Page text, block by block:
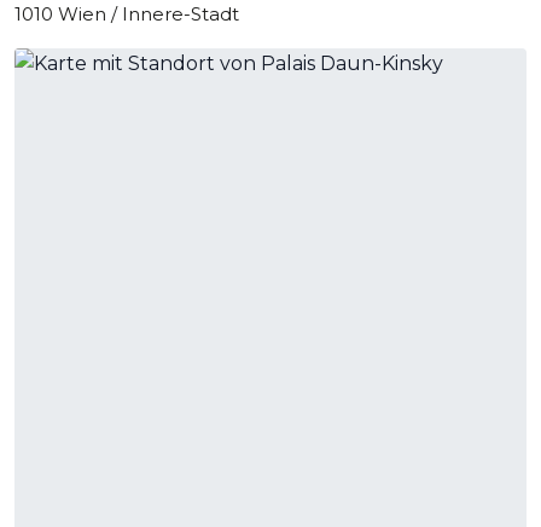
1010 Wien / Innere-Stadt